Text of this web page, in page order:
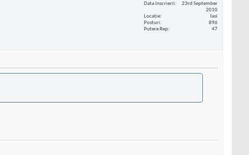
Data înscrierii
23rd September
2010
Locaţie
Iasi
Posturi
896
Putere Rep
47